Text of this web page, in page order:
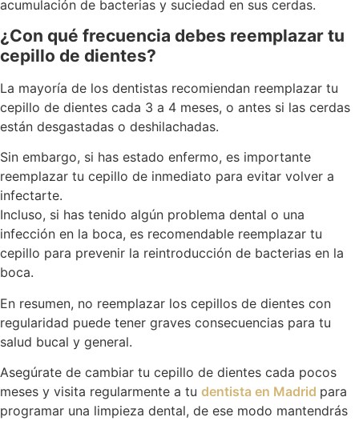
acumulación de bacterias y suciedad en sus cerdas.
¿Con qué frecuencia debes reemplazar tu
cepillo de dientes?
La mayoría de los dentistas recomiendan reemplazar tu
cepillo de dientes cada 3 a 4 meses, o antes si las cerdas
están desgastadas o deshilachadas.
Sin embargo, si has estado enfermo, es importante
reemplazar tu cepillo de inmediato para evitar volver a
infectarte.
Incluso, si has tenido algún problema dental o una
infección en la boca, es recomendable reemplazar tu
cepillo para prevenir la reintroducción de bacterias en la
boca.
En resumen, no reemplazar los cepillos de dientes con
regularidad puede tener graves consecuencias para tu
salud bucal y general.
Asegúrate de cambiar tu cepillo de dientes cada pocos
meses y visita regularmente a tu dentista en Madrid para
programar una limpieza dental, de ese modo mantendrás